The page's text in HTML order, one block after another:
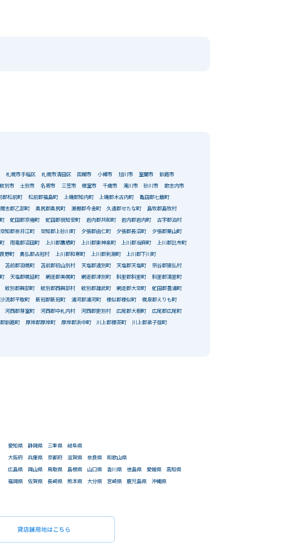
札幌市手稲区 札幌市清田区 函館市 小樽市 旭川市 室蘭市 釧路市
紋別市 士別市 名寄市 三笠市 根室市 千歳市 滝川市 砂川市 歌志内市
郡松前町 松前郡福島町 上磯郡知内町 上磯郡木古内町 亀田郡七飯町
爾志郡乙部町 奥尻郡奥尻町 瀬棚郡今金町 久遠郡せたな町 島牧郡島牧村
虻田郡京極町 虻田郡倶知安町 岩内郡共和町 岩内郡岩内町 古宇郡泊村
空知郡奈井江町 空知郡上砂川町 夕張郡由仁町 夕張郡長沼町 夕張郡栗山町
雨竜郡沼田町 上川郡鷹栖町 上川郡東神楽町 上川郡当麻町 上川郡比布町
野町 勇払郡占冠村 上川郡和寒町 上川郡剣淵町 上川郡下川町
苫前郡羽幌町 苫前郡初山別村 天塩郡遠別町 天塩郡天塩町 宗谷郡猿払村
天塩郡幌延町 網走郡美幌町 網走郡津別町 斜里郡斜里町 斜里郡清里町
紋別郡興部町 紋別郡西興部村 紋別郡雄武町 網走郡大空町 虻田郡豊浦町
沙流郡平取町 新冠郡新冠町 浦河郡浦河町 様似郡様似町 幌泉郡えりも町
河西郡芽室町 河西郡中札内村 河西郡更別村 広尾郡大樹町 広尾郡広尾町
釧路町 厚岸郡厚岸町 厚岸郡浜中町 川上郡標茶町 川上郡弟子屈町
愛知県 静岡県 三重県 岐阜県
大阪府 兵庫県 京都府 滋賀県 奈良県 和歌山県
広島県 岡山県 鳥取県 島根県 山口県 香川県 徳島県 愛媛県 高知県
福岡県 佐賀県 長崎県 熊本県 大分県 宮崎県 鹿児島県 沖縄県
貸店舗用地はこちら